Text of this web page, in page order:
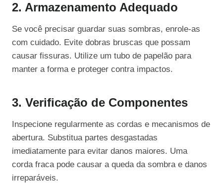
2. Armazenamento Adequado
Se você precisar guardar suas sombras, enrole-as
com cuidado. Evite dobras bruscas que possam
causar fissuras. Utilize um tubo de papelão para
manter a forma e proteger contra impactos.
3. Verificação de Componentes
Inspecione regularmente as cordas e mecanismos de
abertura. Substitua partes desgastadas
imediatamente para evitar danos maiores. Uma
corda fraca pode causar a queda da sombra e danos
irreparáveis.